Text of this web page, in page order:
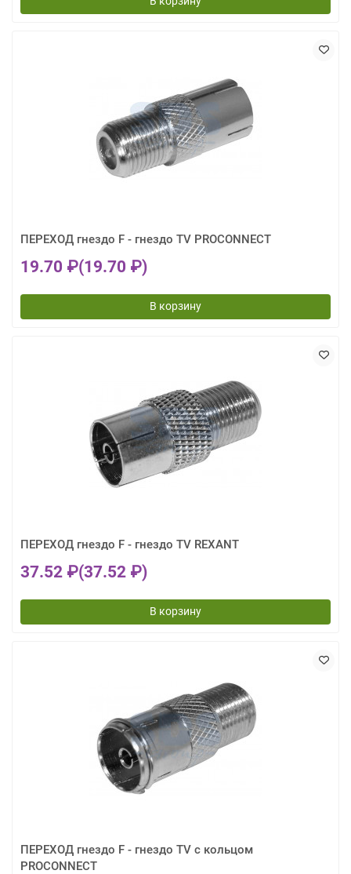
ПЕРЕХОД гнездо F - гнездо TV PROCONNECT
19.70 ₽(19.70 ₽)
В корзину
ПЕРЕХОД гнездо F - гнездо TV REXANT
37.52 ₽(37.52 ₽)
В корзину
ПЕРЕХОД гнездо F - гнездо TV с кольцом
PROCONNECT